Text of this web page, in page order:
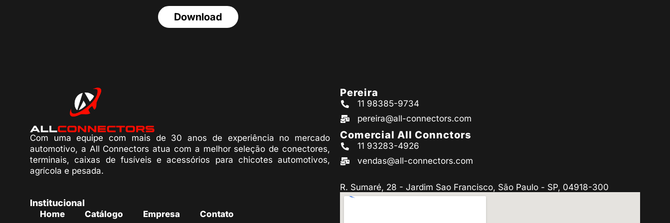
Download
Com uma equipe com mais de 30 anos de experiência no mercado
automotivo, a All Connectors atua com a melhor seleção de conectores,
terminais, caixas de fusíveis e acessórios para chicotes automotivos,
agrícola e pesada.
Institucional
Home Catálogo Empresa Contato
Pereira
11 98385-9734
pereira@all-connectors.com
Comercial All Connctors
11 93283-4926
vendas@all-connectors.com
R. Sumaré, 28 - Jardim Sao Francisco, São Paulo - SP, 04918-300